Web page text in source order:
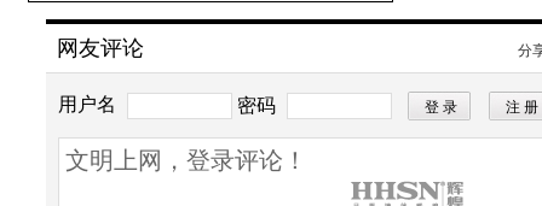
网友评论 分
用户名 密码